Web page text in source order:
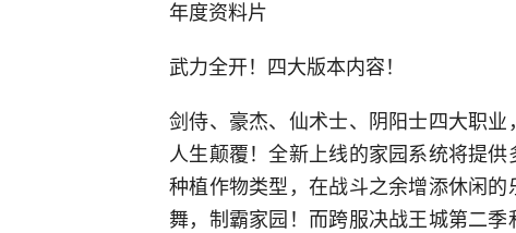
年度资料片
武力全开！四大版本内容！
剑侍、豪杰、仙术士、阴阳士四大职
人生颠覆！全新上线的家园系统将提
种植作物类型，在战斗之余增添休闲
舞，制霸家园！而跨服决战王城第二